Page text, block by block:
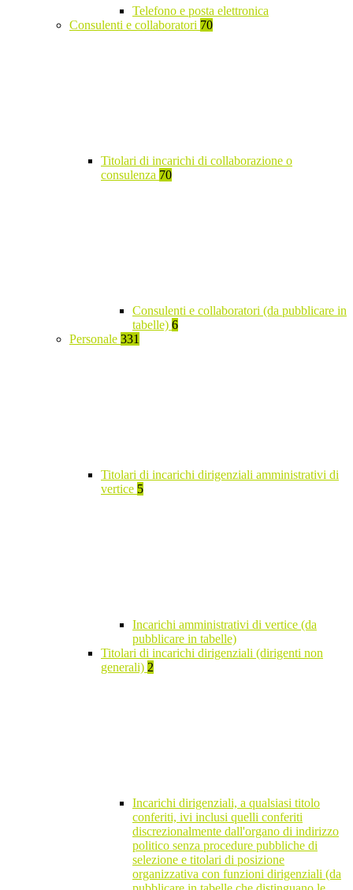
Telefono e posta elettronica
Consulenti e collaboratori 70
Titolari di incarichi di collaborazione o
consulenza 70
Consulenti e collaboratori (da pubblicare in
tabelle) 6
Personale 331
Titolari di incarichi dirigenziali amministrativi di
vertice 5
Incarichi amministrativi di vertice (da
pubblicare in tabelle)
Titolari di incarichi dirigenziali (dirigenti non
generali) 2
Incarichi dirigenziali, a qualsiasi titolo
conferiti, ivi inclusi quelli conferiti
discrezionalmente dall'organo di indirizzo
politico senza procedure pubbliche di
selezione e titolari di posizione
organizzativa con funzioni dirigenziali (da